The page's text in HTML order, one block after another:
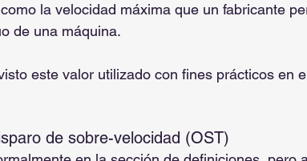
la velocidad máxima que un fabricante
de una máquina.
este valor utilizado con fines prácticos en
de sobre-velocidad (OST)